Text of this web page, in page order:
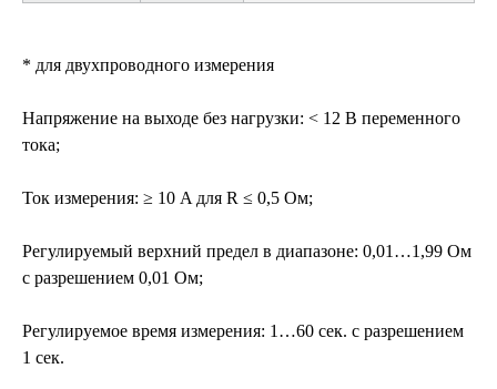
* для двухпроводного измерения
Напряжение на выходе без нагрузки: < 12 В переменного
тока;
Ток измерения: ≥ 10 A для R ≤ 0,5 Ом;
Регулируемый верхний предел в диапазоне: 0,01…1,99 Ом
с разрешением 0,01 Ом;
Регулируемое время измерения: 1…60 сек. с разрешением
1 сек.